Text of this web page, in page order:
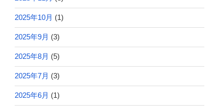
2025年10月 (1)
2025年9月 (3)
2025年8月 (5)
2025年7月 (3)
2025年6月 (1)